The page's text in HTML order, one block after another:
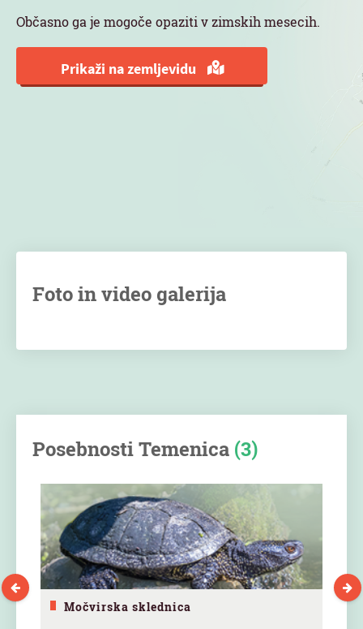
Občasno ga je mogoče opaziti v zimskih mesecih.
Prikaži na zemljevidu
Foto in video galerija
Posebnosti Temenica (3)
Močvirska sklednica